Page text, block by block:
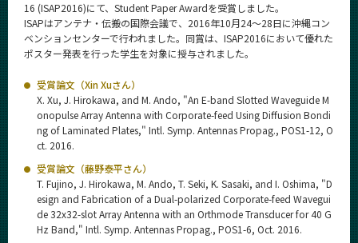
16 (ISAP2016)にて、Student Paper Awardを受賞しました。
ISAPはアンテナ・伝搬の国際会議で、2016年10月24～28日に沖縄コン
ベンションセンターで行われました。同賞は、ISAP2016において優れた
ポスター発表を行った学生を対象に授与されました。
受賞論文（Xin Xuさん）
X. Xu, J. Hirokawa, and M. Ando, "An E-band Slotted Waveguide M
onopulse Array Antenna with Corporate-feed Using Diffusion Bondi
ng of Laminated Plates," Intl. Symp. Antennas Propag., POS1-12, O
ct. 2016.
受賞論文（藤野泰平さん）
T. Fujino, J. Hirokawa, M. Ando, T. Seki, K. Sasaki, and I. Oshima, "D
esign and Fabrication of a Dual-polarized Corporate-feed Wavegui
de 32x32-slot Array Antenna with an Orthmode Transducer for 40 G
Hz Band," Intl. Symp. Antennas Propag., POS1-6, Oct. 2016.
月別
イベントカレンダー
Event Calendar
サイト構成
系詳細情報